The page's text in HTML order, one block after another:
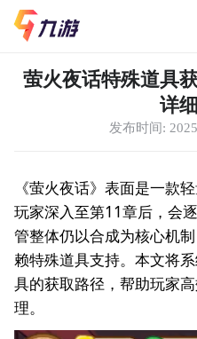
萤火夜话特殊道具
详
发布时间:
《萤火夜话》表面是一款
玩家深入至第11章后，会
管整体仍以合成为核心机
赖特殊道具支持。本文将
具的获取路径，帮助玩家
理。